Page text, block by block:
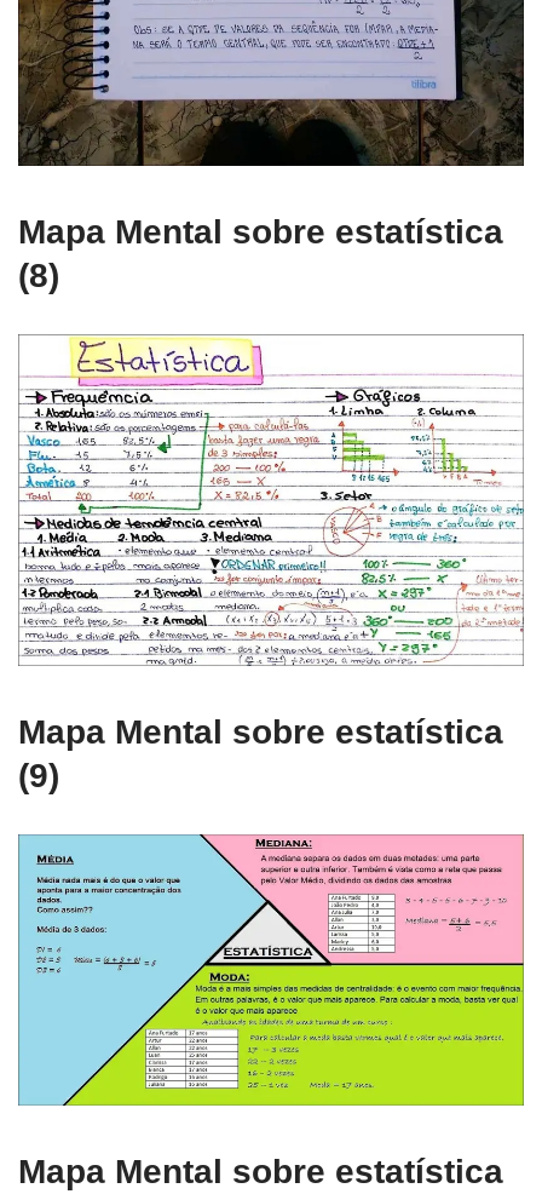
Mapa Mental sobre estatística
(8)
Mapa Mental sobre estatística
(9)
Mapa Mental sobre estatística